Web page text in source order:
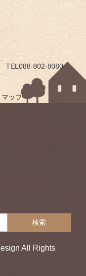
TEL088-802-8080
ップ
All Rights